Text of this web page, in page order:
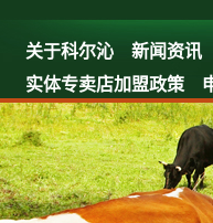
关于科尔沁
新闻资讯
实体专卖店加盟政策